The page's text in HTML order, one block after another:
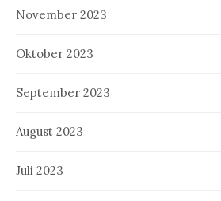
November 2023
Oktober 2023
September 2023
August 2023
Juli 2023